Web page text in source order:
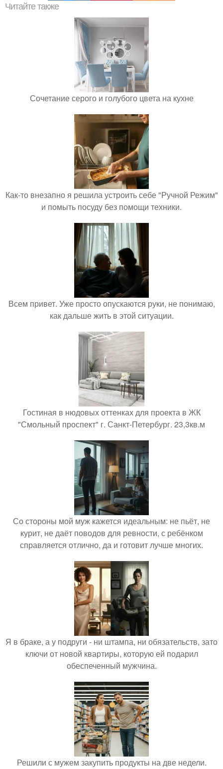
Читайте также
Сочетание серого и голубого цвета на кухне
Как-то внезапно я решила устроить себе "Ручной Режим"
и помыть посуду без помощи техники.
Всем привет. Уже просто опускаются руки, не понимаю,
как дальше жить в этой ситуации.
Гостиная в нюдовых оттенках для проекта в ЖК
"Смольный проспект" г. Санкт-Петербург. 23,3кв.м
Со стороны мой муж кажется идеальным: не пьёт, не
курит, не даёт поводов для ревности, с ребёнком
справляется отлично, да и готовит лучше многих.
Я в браке, а у подруги - ни штампа, ни обязательств, зато
ключи от новой квартиры, которую ей подарил
обеспеченный мужчина.
Решили с мужем закупить продукты на две недели.